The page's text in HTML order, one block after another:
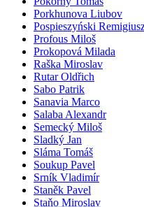
Porkhunova Liubov
Pospieszyński
Profous Miloš
Prokopová Milada
Raška Miroslav
Rutar Oldřich
Sabo Patrik
Sanavia Marco
Salaba Alexandr
Semecký Miloš
Sladký Jan
Sláma Tomáš
Soukup Pavel
Srník Vladimír
Staněk Pavel
Staňo Miroslav